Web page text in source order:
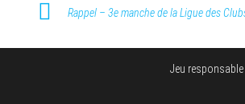
Rappel – 3e manche de la Ligue des
Jeu responsable